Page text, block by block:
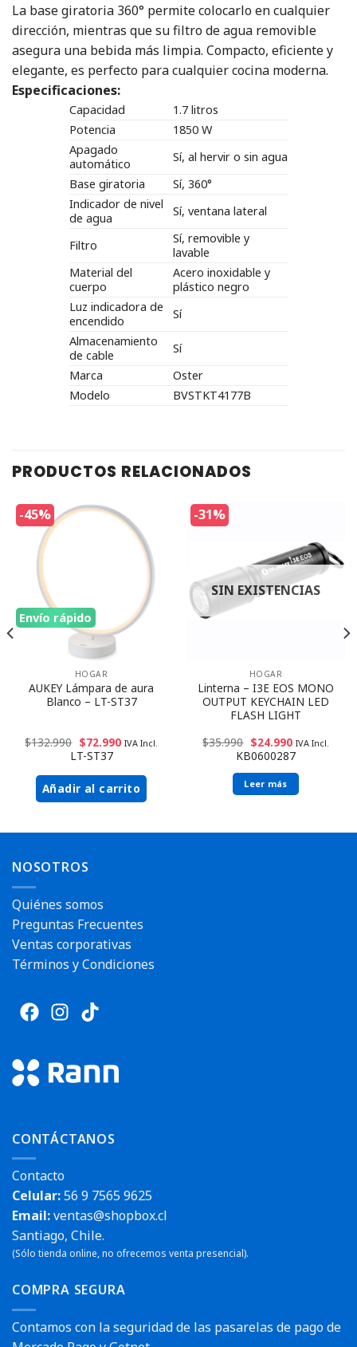
La base giratoria 360° permite colocarlo en cualquier
dirección, mientras que su filtro de agua removible
asegura una bebida más limpia. Compacto, eficiente y
elegante, es perfecto para cualquier cocina moderna.
Especificaciones:
Capacidad
1.7 litros
Potencia
1850 W
Apagado
automático
Sí, al hervir o sin agua
Base giratoria
Sí, 360°
Indicador de nivel
de agua
Sí, ventana lateral
Filtro
Sí, removible y
lavable
Material del
cuerpo
Acero inoxidable y
plástico negro
Luz indicadora de
encendido
Sí
Almacenamiento
de cable
Sí
Marca
Oster
Modelo
BVSTKT4177B
PRODUCTOS RELACIONADOS
-45%
Envío rápido
HOGAR
AUKEY Lámpara de aura
Blanco – LT-ST37
$132.990 $72.990 IVA Incl.
LT-ST37
Añadir al carrito
-31%
SIN EXISTENCIAS
HOGAR
Linterna – I3E EOS MONO
OUTPUT KEYCHAIN LED
FLASH LIGHT
$35.990 $24.990 IVA Incl.
KB0600287
Leer más
NOSOTROS
Quiénes somos
Preguntas Frecuentes
Ventas corporativas
Términos y Condiciones
CONTÁCTANOS
Contacto
Celular:56 9 7565 9625
Email:ventas@shopbox.cl
Santiago, Chile.
(Sólo tienda online, no ofrecemos venta presencial).
COMPRA SEGURA
Contamos con la seguridad de las pasarelas de pago de